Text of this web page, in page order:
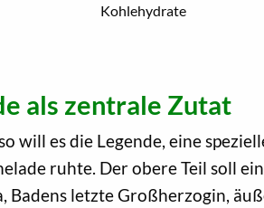
Kohlehydrate
als zentrale Zutat
will es die Legende, eine
ruhte. Der obere Teil soll
Badens letzte Großherzogin,